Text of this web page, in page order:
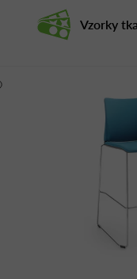
Vzorky